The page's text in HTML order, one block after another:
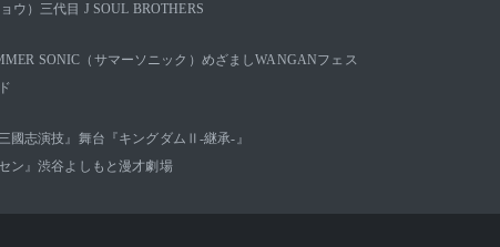
ウ） 三代目 J SOUL BROTHERS
SONIC（サマーソニック） めざましWANGANフェス
國志演技』 舞台『キングダムⅡ-継承-』
ン』渋谷よしもと漫才劇場